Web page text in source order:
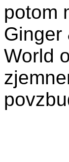
potom
Ginger
World